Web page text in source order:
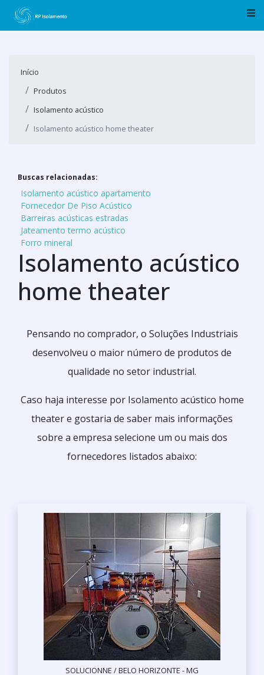
Início
Produtos
Isolamento acústico
Isolamento acústico home theater
Buscas relacionadas:
Isolamento acústico apartamento
Fornecedor De Piso Acústico
Barreiras acústicas estradas
Jateamento termo acústico
Forro mineral
Isolamento acústico
home theater
Pensando no comprador, o Soluções Industriais
desenvolveu o maior número de produtos de
qualidade no setor industrial.
Caso haja interesse por Isolamento acústico home
theater e gostaria de saber mais informações
sobre a empresa selecione um ou mais dos
fornecedores listados abaixo:
SOLUCIONNE / BELO HORIZONTE - MG